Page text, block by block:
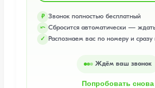
₽ Звонок полностью бесплатный
⤺ Сбросится автоматически —
✓ Распознаем вас по номеру и сразу
Ждём ваш звонок
Попробовать снова